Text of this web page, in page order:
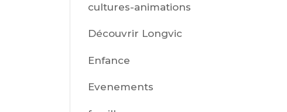
cultures-animations
Découvrir Longvic
Enfance
Evenements